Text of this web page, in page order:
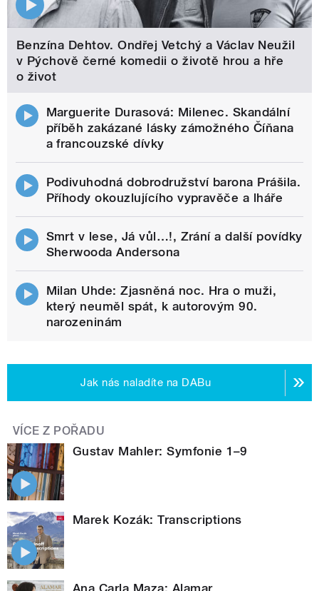
Benzína Dehtov. Ondřej Vetchý a Václav Neužil
v Pýchově černé komedii o životě hrou a hře
o život
Marguerite Durasová: Milenec. Skandální
příběh zakázané lásky zámožného Číňana
a francouzské dívky
Podivuhodná dobrodružství barona Prášila.
Příhody okouzlujícího vypravěče a lháře
Smrt v lese, Já vůl…!, Zrání a další povídky
Sherwooda Andersona
Milan Uhde: Zjasněná noc. Hra o muži,
který neuměl spát, k autorovým 90.
narozeninám
Jak nás naladíte na DABu
VÍCE Z POŘADU
Gustav Mahler: Symfonie 1–9
Marek Kozák: Transcriptions